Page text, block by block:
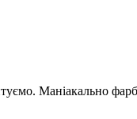
Маніакально